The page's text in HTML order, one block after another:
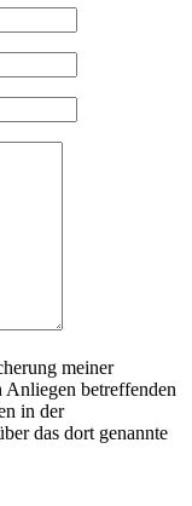
meiner
betreffenden
in der
das dort genannte